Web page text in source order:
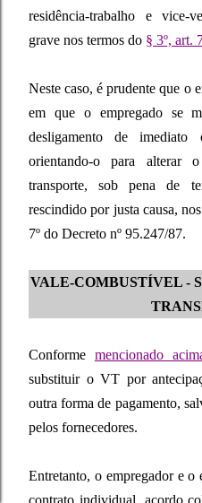
residência-trabalho e vice-
grave nos termos do § 3º, art.
Neste caso, é prudente que o
em que o empregado se
desligamento de imediato
orientando-o para
transporte, sob pena de
rescindido por justa causa,
7º do Decreto nº 95.247/87.
VALE-COMBUSTÍVEL -
Conforme mencionado
substituir o VT por
outra forma de pagamento,
pelos fornecedores.
Entretanto, o empregador e o
contrato individual, acordo